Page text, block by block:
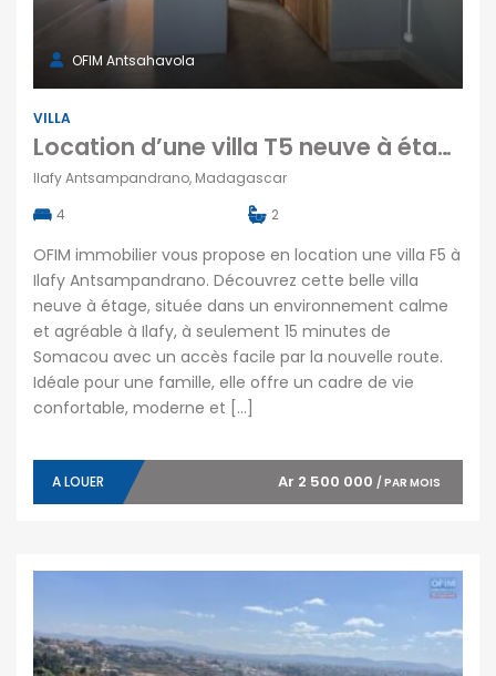
OFIM Antsahavola
VILLA
Location d’une villa T5 neuve à étage située à Ilafy Antsampandrano Tananarive
Ilafy Antsampandrano, Madagascar
4
2
OFIM immobilier vous propose en location une villa F5 à
Ilafy Antsampandrano. Découvrez cette belle villa
neuve à étage, située dans un environnement calme
et agréable à Ilafy, à seulement 15 minutes de
Somacou avec un accès facile par la nouvelle route.
Idéale pour une famille, elle offre un cadre de vie
confortable, moderne et […]
A LOUER Ar 2 500 000 / PAR MOIS